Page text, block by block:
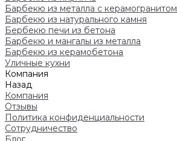
Барбекю из металла с керамогранитом
Барбекю из натурального камня
Бербекю печи из бетона
Барбекю и мангалы из металла
Барбекю из керамобетона
Уличные кухни
Компания
Назад
Компания
Отзывы
Политика конфиденциальности
Сотрудничество